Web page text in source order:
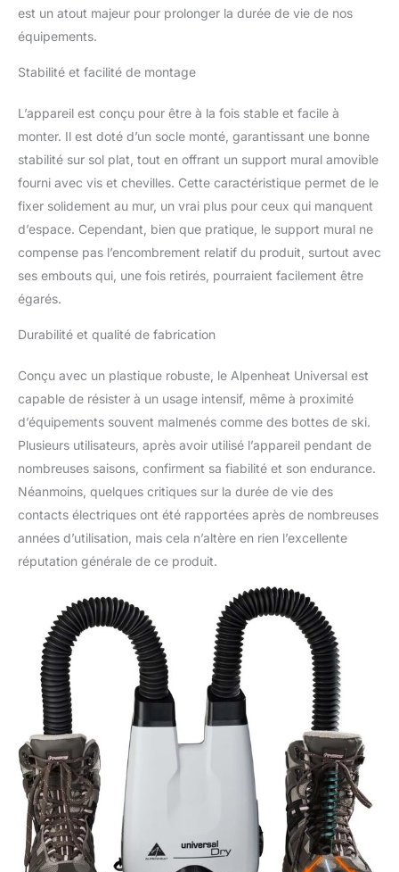
est un atout majeur pour prolonger la durée de vie de nos
équipements.
Stabilité et facilité de montage
L’appareil est conçu pour être à la fois stable et facile à
monter. Il est doté d’un socle monté, garantissant une bonne
stabilité sur sol plat, tout en offrant un support mural amovible
fourni avec vis et chevilles. Cette caractéristique permet de le
fixer solidement au mur, un vrai plus pour ceux qui manquent
d’espace. Cependant, bien que pratique, le support mural ne
compense pas l’encombrement relatif du produit, surtout avec
ses embouts qui, une fois retirés, pourraient facilement être
égarés.
Durabilité et qualité de fabrication
Conçu avec un plastique robuste, le Alpenheat Universal est
capable de résister à un usage intensif, même à proximité
d’équipements souvent malmenés comme des bottes de ski.
Plusieurs utilisateurs, après avoir utilisé l’appareil pendant de
nombreuses saisons, confirment sa fiabilité et son endurance.
Néanmoins, quelques critiques sur la durée de vie des
contacts électriques ont été rapportées après de nombreuses
années d’utilisation, mais cela n’altère en rien l’excellente
réputation générale de ce produit.